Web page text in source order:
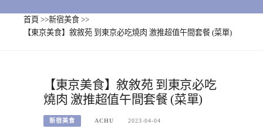
首頁 >>新宿美食 >>
【東京美食】敘敘苑 到東京必吃燒肉 激推超值午間套餐 (菜單)
【東京美食】敘敘苑 到東京必吃
燒肉 激推超值午間套餐 (菜單)
新宿美食 ACHU 2023-04-04